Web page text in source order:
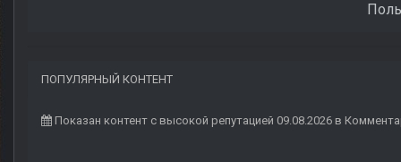
ПОПУЛЯРНЫЙ КОНТЕНТ
Показан контент с высокой репутацией 09.08.2026 в